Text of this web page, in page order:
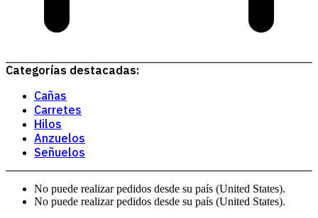
Categorías destacadas:
Cañas
Carretes
Hilos
Anzuelos
Señuelos
No puede realizar pedidos desde su país (United States).
No puede realizar pedidos desde su país (United States).